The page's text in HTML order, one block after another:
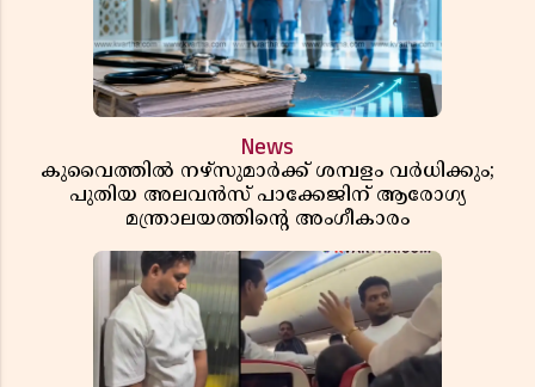
News
കുവൈത്തിൽ നഴ്‌സുമാർക്ക് ശമ്പളം വർധിക്കും;
പുതിയ അലവൻസ് പാക്കേജിന് ആരോഗ്യ
മന്ത്രാലയത്തിൻ്റെ അംഗീകാരം